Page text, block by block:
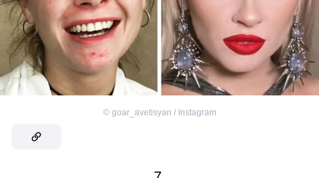
© goar_avetisyan / Instagram